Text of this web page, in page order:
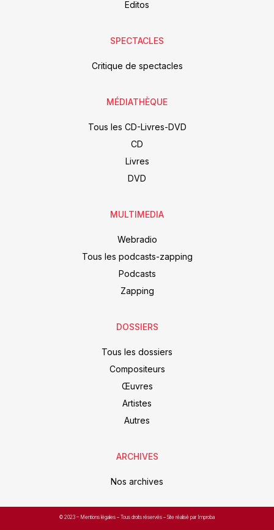
Editos
SPECTACLES
Critique de spectacles
MÉDIATHÈQUE
Tous les CD-Livres-DVD
CD
Livres
DVD
MULTIMEDIA
Webradio
Tous les podcasts-zapping
Podcasts
Zapping
DOSSIERS
Tous les dossiers
Compositeurs
Œuvres
Artistes
Autres
ARCHIVES
Nos archives
© 2023 – Mentions légales – Tous droits réservés – Site réalisé par Improba